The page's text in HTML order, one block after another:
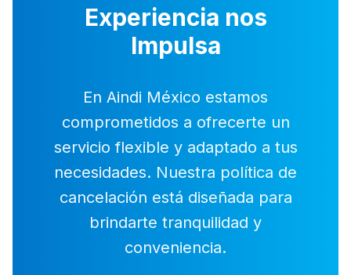
Experiencia nos
Impulsa
En Aindi México estamos
comprometidos a ofrecerte un
servicio flexible y adaptado a tus
necesidades. Nuestra política de
cancelación está diseñada para
brindarte tranquilidad y
conveniencia.